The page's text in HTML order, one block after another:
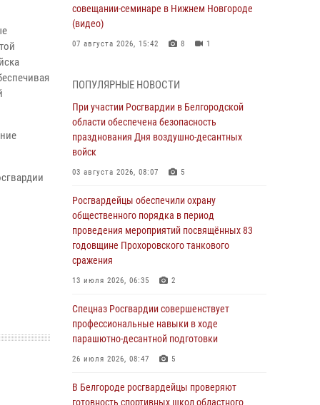
совещании-семинаре в Нижнем Новгороде
(видео)
07 августа 2026, 15:42 8 1
пресекли условное проникновение в детский
лагерь «Солнышко»
07 августа 2026, 07:39 1
Белгородским радиослушателям рассказали
о роли физической культуры в жизни
07 августа 2026, 06:19
Подвиги героев‑росгвардейцев увековечили
в новой музейной экспозиции белгородского
музея‑диорамы «Курская битва.
Белгородское направление»
В Белгороде росгвардейцы проверяют
готовность спортивных школ областного
центра к новому учебному году
Росгвардия обеспечила общественную
ПОПУЛЯРНЫЕ НОВОСТИ
При участии Росгвардии в Белгородской
области обеспечена безопасность
празднования Дня воздушно-десантных
войск
03 августа 2026, 08:07 5
Росгвардейцы обеспечили охрану
общественного порядка в период
проведения мероприятий посвящённых 83
годовщине Прохоровского танкового
сражения
13 июля 2026, 06:35 2
Спецназ Росгвардии совершенствует
профессиональные навыки в ходе
парашютно-десантной подготовки
26 июля 2026, 08:47 5
В Белгороде росгвардейцы проверяют
готовность спортивных школ областного